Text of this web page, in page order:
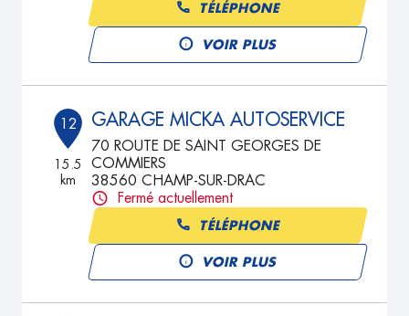
TÉLÉPHONE
VOIR PLUS
12
15.5
km
GARAGE MICKA AUTOSERVICE
70 ROUTE DE SAINT GEORGES DE
COMMIERS
38560 CHAMP-SUR-DRAC
Fermé actuellement
TÉLÉPHONE
VOIR PLUS